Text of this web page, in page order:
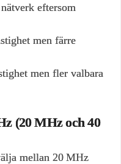
eftersom
men färre
men fler valbara
(20 MHz och 40
mellan 20 MHz